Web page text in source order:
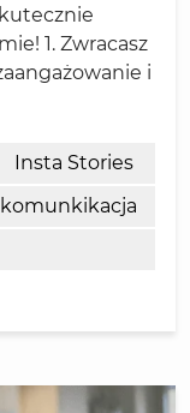
1. Zwracasz
i
Insta Stories
komunkikacja